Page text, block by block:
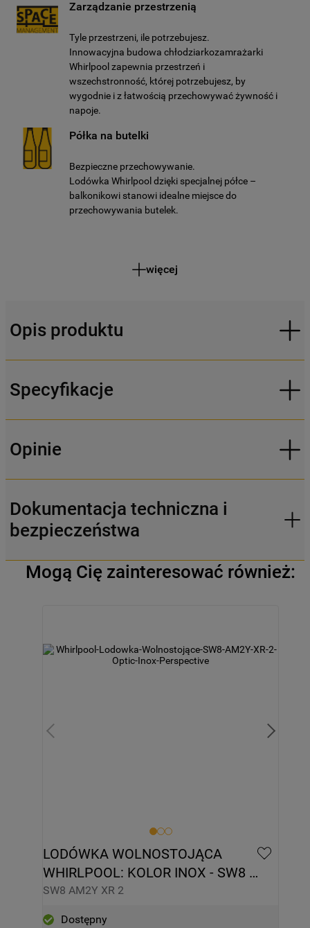
Zarządzanie przestrzenią
Tyle przestrzeni, ile potrzebujesz.
Innowacyjna budowa chłodziarkozamrażarki
Whirlpool zapewnia przestrzeń i
wszechstronność, której potrzebujesz, by
wygodnie i z łatwością przechowywać żywność i
napoje.
Półka na butelki
Bezpieczne przechowywanie.
Lodówka Whirlpool dzięki specjalnej półce –
balkonikowi stanowi idealne miejsce do
przechowywania butelek.
więcej
Opis produktu
Specyfikacje
Opinie
Dokumentacja techniczna i
bezpieczeństwa
Mogą Cię zainteresować również:
LODÓWKA WOLNOSTOJĄCA
WHIRLPOOL: KOLOR INOX - SW8
AM2Y XR 2
SW8 AM2Y XR 2
Dostępny